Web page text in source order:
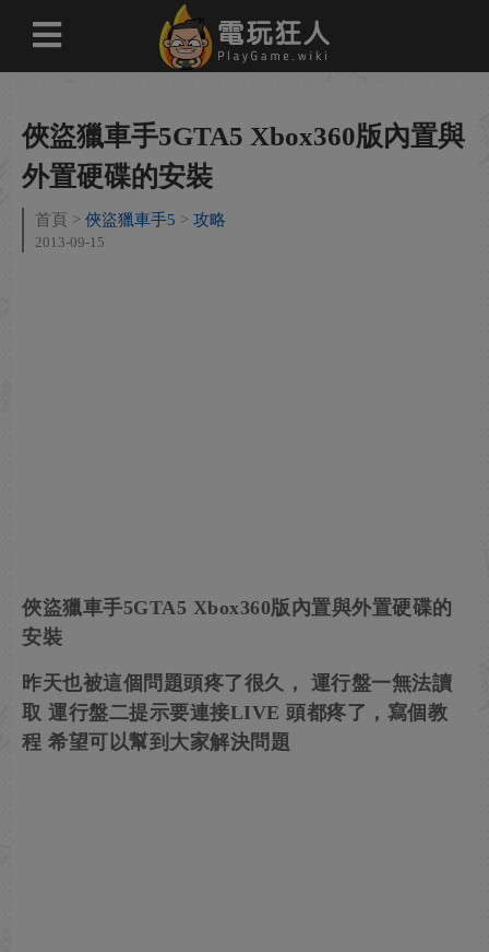
俠盜獵車手5GTA5 Xbox360版內置與
外置硬碟的安裝
首頁 俠盜獵車手5 攻略
2013-09-15
俠盜獵車手5GTA5 Xbox360版內置與外置硬碟的
安裝
昨天也被這個問題頭疼了很久， 運行盤一無法讀
取 運行盤二提示要連接LIVE 頭都疼了，寫個教
程 希望可以幫到大家解決問題